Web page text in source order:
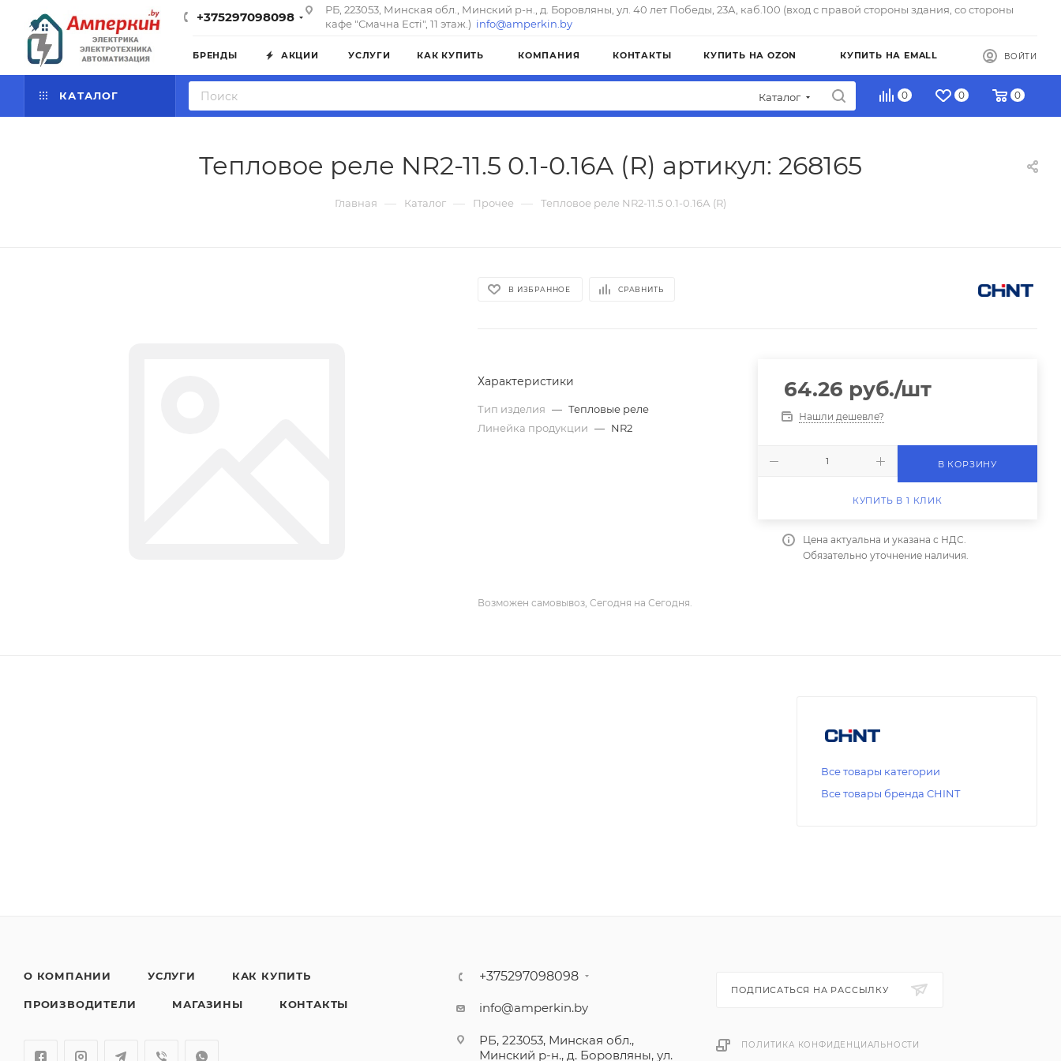
+375297098098
РБ, 223053, Минская обл., Минский р-н., д. Боровляны, ул. 40 лет Победы, 23А, каб.100 (вход с правой стороны здания, со стороны
кафе "Смачна Естi", 11 этаж.) info@amperkin.by
БРЕНДЫ АКЦИИ УСЛУГИ КАК КУПИТЬ КОМПАНИЯ КОНТАКТЫ КУПИТЬ НА OZON КУПИТЬ НА EMALL ВОЙТИ
КАТАЛОГ Каталог 0 0 0
Тепловое реле NR2-11.5 0.1-0.16А (R) артикул: 268165
Главная — Каталог — Прочее — Тепловое реле NR2-11.5 0.1-0.16А (R)
В ИЗБРАННОЕ СРАВНИТЬ
Характеристики
Тип изделия — Тепловые реле
Линейка продукции — NR2
64.26 руб./шт
Нашли дешевле?
В КОРЗИНУ
КУПИТЬ В 1 КЛИК
Цена актуальна и указана с НДС.
Обязательно уточнение наличия.
Возможен самовывоз, Сегодня на Сегодня.
Все товары категории
Все товары бренда CHINT
О КОМПАНИИ УСЛУГИ КАК КУПИТЬ
ПРОИЗВОДИТЕЛИ МАГАЗИНЫ КОНТАКТЫ
+375297098098
info@amperkin.by
РБ, 223053, Минская обл.,
Минский р-н., д. Боровляны, ул.
ПОДПИСАТЬСЯ НА РАССЫЛКУ
ПОЛИТИКА КОНФИДЕНЦИАЛЬНОСТИ